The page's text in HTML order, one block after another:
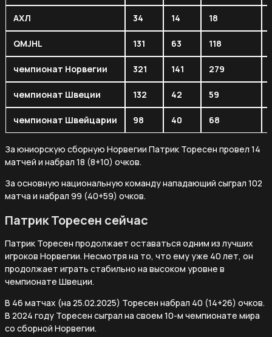
АХЛ 34 14 18
QMJHL 131 63 118
чемпионат Норвегии 321 141 279
чемпионат Швеции 132 42 59
чемпионат Швейцарии 98 40 68
За юниорскую сборную Норвегии Патрик Торесен провел 14
матчей и набрал 18 (8+10) очков.
За основную национальную команду нападающий сыграл 102
матча и набрал 99 (40+59) очков.
Патрик Торесен сейчас
Патрик Торесен продолжает оставаться одним из лучших
игроков Норвегии. Несмотря на то, что ему уже 40 лет, он
продолжает играть стабильно на высоком уровне в
чемпионате Швеции.
В 46 матчах (на 25.02.2025) Торесен набрал 40 (14+26) очков.
В 2024 году Торесен сыграл на своем 10-м чемпионате мира
со сборной Норвегии.